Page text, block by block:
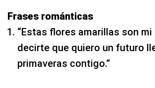
Frases románticas
“Estas flores amarillas son
decirte que quiero un futuro
primaveras contigo.”